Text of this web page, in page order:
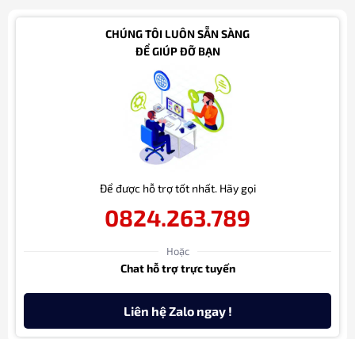
CHÚNG TÔI LUÔN SẴN SÀNG
ĐỂ GIÚP ĐỠ BẠN
Để được hỗ trợ tốt nhất. Hãy gọi
0824.263.789
Hoặc
Chat hỗ trợ trực tuyến
Liên hệ Zalo ngay !